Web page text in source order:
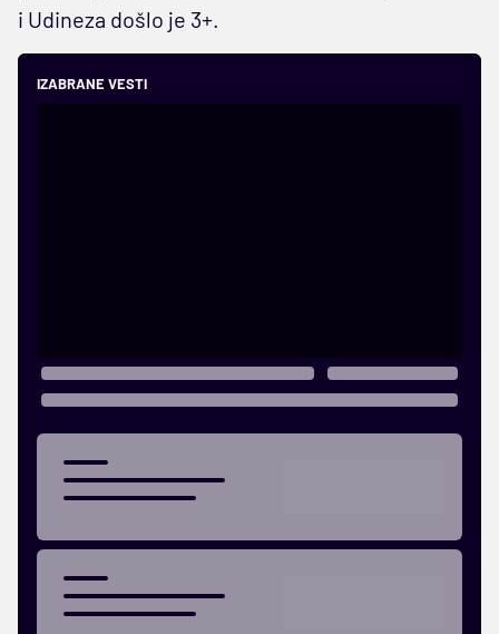
i Udineza došlo je 3+.
IZABRANE VESTI